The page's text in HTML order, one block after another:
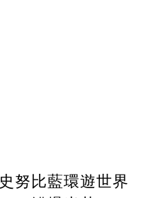
史努比藍環遊世界